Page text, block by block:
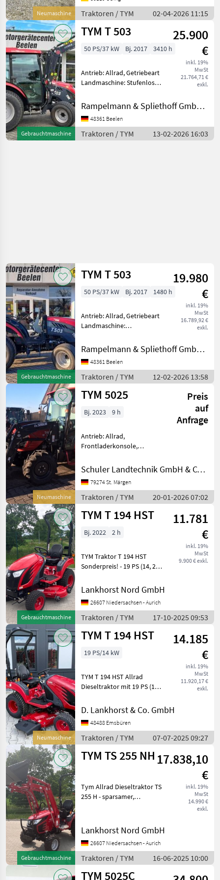
Neumaschine
und Schaufel Länge: 3239
Traktoren / TYM 02-04-2026 11:15
Gebrauchtmaschine
TYM T 503
25.900
€
inkl. 19%
MwSt
21.764,71 €
exkl.
50 PS/37 kW Bj. 2017 3410 h
Antrieb: Allrad, Getriebeart
Landmaschine: Stufenloses
Zapfwellendrehzahl:
540/1000,
Höchstgeschwindigkeit in
km/h: 30 km/h, Aufladung:
Turbo
Rampelmann & Spliethoff GmbH & Co.KG
48361 Beelen
Traktoren / TYM 13-02-2026 16:03
Gebrauchtmaschine
TYM T 503
19.980
€
inkl. 19%
MwSt
16.789,92 €
exkl.
50 PS/37 kW Bj. 2017 1480 h
Antrieb: Allrad, Getriebeart
Landmaschine:
ohne Kabine,
Zapfwellendrehzahl:
540/1000,
Höchstgeschwindigkeit in
km/h: 30 km/h,
Kreuzsteuerhebel:
Rampelmann & Spliethoff GmbH & Co.KG
48361 Beelen
Traktoren / TYM 12-02-2026 13:58
Neumaschine
TYM 5025
Preis
auf
Anfrage
Bj. 2023 9 h
Antrieb: Allrad,
Frontladerkonsole,
Standard Traktoren
Schuler Landtechnik GmbH & CO KG
79274 St. Märgen
Traktoren / TYM 20-01-2026 07:02
Gebrauchtmaschine
TYM T 194 HST
11.781
€
inkl. 19%
MwSt
9.900 € exkl.
Bj. 2022 2 h
TYM Traktor T 194 HST
Sonderpreis! - 19 PS (14, 2
Motor, wassergekühlt -
Hydrostatgetriebe 2-stufig -
Servolenkung mit
Gleichlaufzylinder - Mi
Lankhorst Nord GmbH
26607 Niedersachsen - Aurich
Traktoren / TYM 17-10-2025 09:53
Neumaschine
TYM T 194 HST
14.185
€
inkl. 19%
MwSt
11.920,17 €
exkl.
19 PS/14 kW
TYM T 194 HST Allrad
Dieseltraktor mit 19 PS (14,
Motor, wassergekühlt -
Hydrostatgetriebe 2-stufig -
Servolenkung mit
Gleichlaufzylinder
D. Lankhorst & Co. GmbH
48488 Emsbüren
Traktoren / TYM 07-07-2025 09:27
Gebrauchtmaschine
TYM TS 255 NH 17.838,10
€
inkl. 19%
MwSt
14.990 €
exkl.
Tym Allrad Dieseltraktor TS
255 H - sparsamer,
Zylinder Yanmar Motor mit
1.116 cmü Hubraum -
25PS/18, 4kW - 2 Stufen HST
Getriebe ink
Lankhorst Nord GmbH
26607 Niedersachsen - Aurich
Traktoren / TYM 16-06-2025 10:00
TYM 5025C